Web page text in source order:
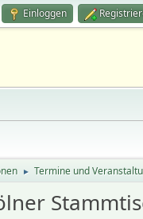
Einloggen
► Termine und